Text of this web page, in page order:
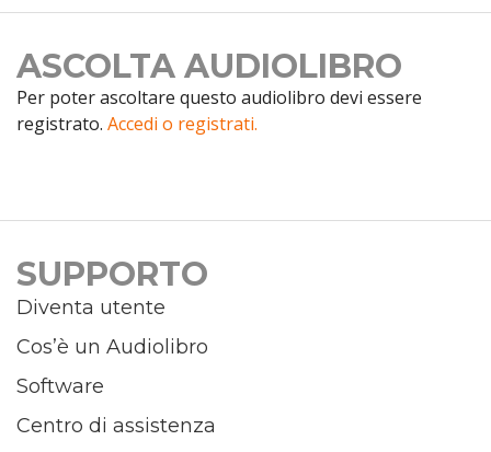
ASCOLTA AUDIOLIBRO
Per poter ascoltare questo audiolibro devi essere
registrato. Accedi o registrati.
SUPPORTO
Diventa utente
Cos’è un Audiolibro
Software
Centro di assistenza